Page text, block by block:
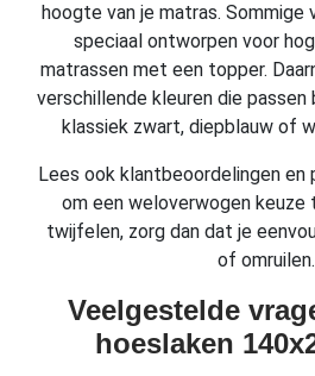
hoogte van je matras. Sommige
speciaal ontworpen voor
matrassen met een topper.
verschillende kleuren die passen
klassiek zwart, diepblauw of
Lees ook klantbeoordelingen
om een weloverwogen keuze
twijfelen, zorg dan dat je
of omruilen.
Veelgestelde
hoeslaken